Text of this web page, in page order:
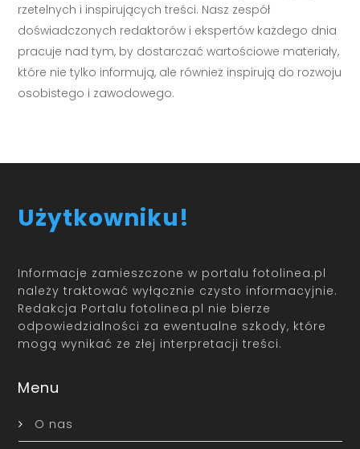
rzetelnych i inspirujących treści. Nasz zespół
doświadczonych redaktorów i ekspertów każdego dnia
pracuje nad tym, by dostarczać wartościowe materiały,
które nie tylko informują, ale również inspirują do rozwoju
osobistego i zawodowego.
Użytkowniku!
Informacje zamieszczone w portalu fotolinea.pl
należy traktować wyłącznie czysto informacyjnie.
Redakcja Portalu fotolinea.pl nie bierze
odpowiedzialności za ewentualne szkody, które
mogą wynikać ze złej interpretacji treści.
Menu
O nas